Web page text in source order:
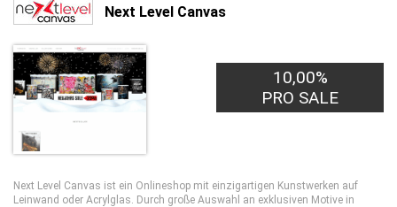
Next Level Canvas
10,00%
PRO SALE
Next Level Canvas ist ein Onlineshop mit einzigartigen Kunstwerken auf
Leinwand oder Acrylglas. Durch große Auswahl an exklusiven Motive in